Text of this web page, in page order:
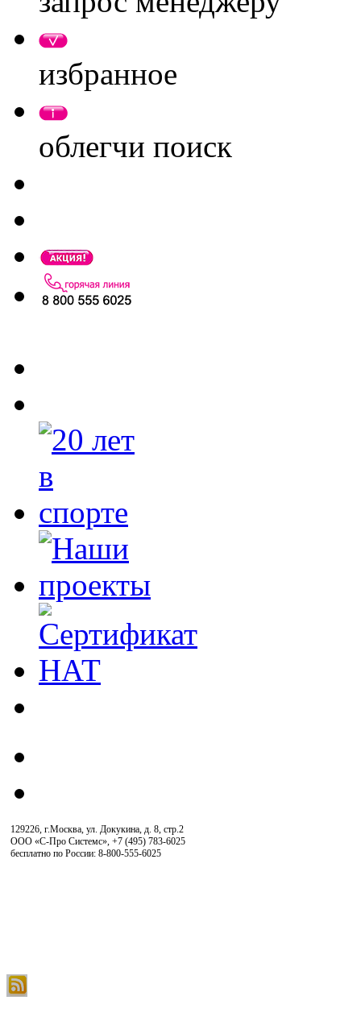
избранное
облегчи поиск
129226, г.Москва, ул. Докукина, д. 8, стр.2
ООО «С-Про Системс», +7 (495) 783-6025
бесплатно по России: 8-800-555-6025